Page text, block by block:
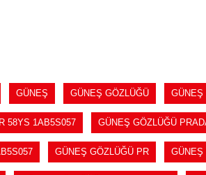
GÜNEŞ GÜNEŞ GÖZLÜĞÜ GÜNEŞ
58YS 1AB5S057 GÜNEŞ GÖZLÜĞÜ
GÜNEŞ GÖZLÜĞÜ PR GÜNEŞ